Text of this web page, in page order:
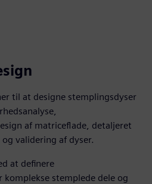
til at designe stemplingsdyser
af matriceflade, detaljeret
validering af dyser.
at definere
stemplede dele og